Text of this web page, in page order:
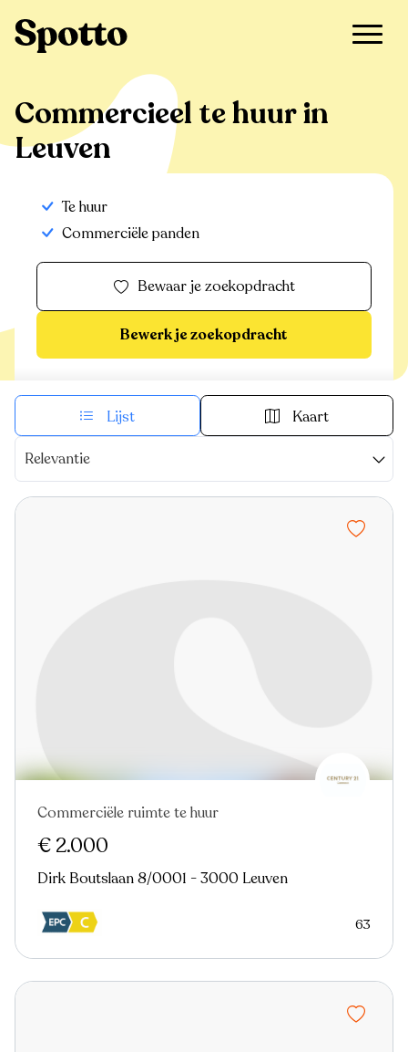
Leuven >
Commercieel te huur in
Leuven
Te huur
Commerciële panden
Bewaar je zoekopdracht
Bewerk je zoekopdracht
Lijst Kaart
Relevantie
Commerciële ruimte te huur
€ 2.000
Dirk Boutslaan 8/0001 - 3000 Leuven
63